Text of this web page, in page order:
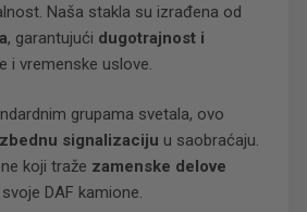
Naša stakla su izrađena od
, garantujući dugotrajnost i
i vremenske uslove.
grupama svetala, ovo
signalizaciju u saobraćaju.
koji traže zamenske delove
DAF kamione.